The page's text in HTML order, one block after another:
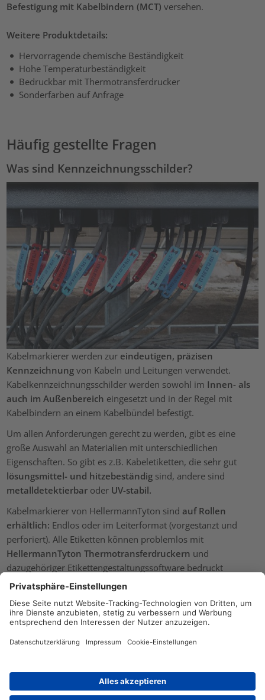
Befestigung mit Kabelbindern (MCT)versehen.
Weitere Produktdetails:
Hervorragende chemische Beständigkeit
Hohe Temperaturbeständigkeit
Bedruckbar mit Thermotransferdrucker
Sonderfarben auf Anfrage
Häufig gestellte Fragen
Was sind Kennzeichnungsschilder?
Kabelmarkierer werden zur eindeutigen, präzisen
Kennzeichnung von Kabeln und Leitungen verwendet.
Kabelkennzeichnungsschilder werden sowohl im Innen- als
auch im Außenbereich eingesetzt und in der Regel mit
Kabelbindern an einem Kabelbündel befestigt.
Um allen Anforderungen gerecht zu werden, gibt es eine
große Auswahl an Materialien mit unterschiedlichen
Eigenschaften. So gibt es z.B. Kabeletiketten, die sehr gut
lösungsmittel- und hitzebeständig sind, andere sind
metalldetektierbar oder UV-stabil.
Kabelmarkierer von HellermannTyton sind auf Rollen
erhältlich: Endlos oder im Leiterformat (vorgestanzt und
perforiert). Alle Etiketten können problemlos mit
HellermannTyton Thermotransferdruckern und
dazugehöriger Etikettengestaltungssoftware bedruckt
werden.
Gibt es Kabelmarkierer für raue